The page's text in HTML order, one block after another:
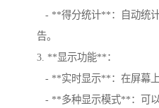
- **得分统计**：自动统
告。
3. **显示功能**：
- **实时显示**：在屏幕上
- **多种显示模式**：可